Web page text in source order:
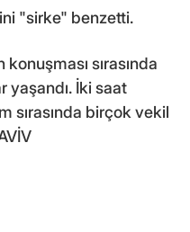
"sirke" benzetti.
sırasında
yaşandı. İki saat
sırasında birçok vekil